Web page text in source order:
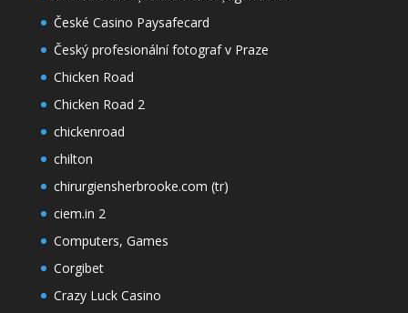
České Casino Paysafecard
Český profesionální fotograf v Praze
Chicken Road
Chicken Road 2
chickenroad
chilton
chirurgiensherbrooke.com (tr)
ciem.in 2
Computers, Games
Corgibet
Crazy Luck Casino